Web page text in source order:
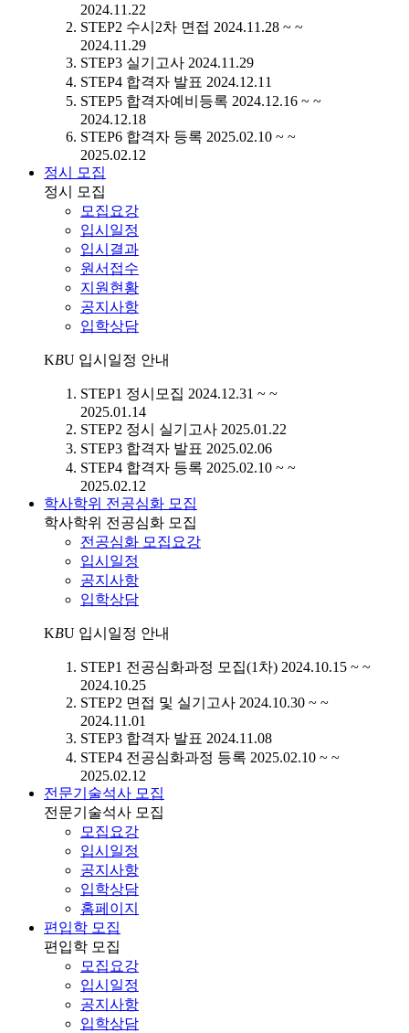
2024.11.22
STEP2 수시2차 면접 2024.11.28 ~ ~
2024.11.29
STEP3 실기고사 2024.11.29
STEP4 합격자 발표 2024.12.11
STEP5 합격자예비등록 2024.12.16 ~ ~
2024.12.18
STEP6 합격자 등록 2025.02.10 ~ ~
2025.02.12
정시 모집
정시 모집
모집요강
입시일정
입시결과
원서접수
지원현황
공지사항
입학상담
KBU 입시일정 안내
STEP1 정시모집 2024.12.31 ~ ~
2025.01.14
STEP2 정시 실기고사 2025.01.22
STEP3 합격자 발표 2025.02.06
STEP4 합격자 등록 2025.02.10 ~ ~
2025.02.12
학사학위 전공심화 모집
학사학위 전공심화 모집
전공심화 모집요강
입시일정
공지사항
입학상담
KBU 입시일정 안내
STEP1 전공심화과정 모집(1차) 2024.10.15 ~ ~
2024.10.25
STEP2 면접 및 실기고사 2024.10.30 ~ ~
2024.11.01
STEP3 합격자 발표 2024.11.08
STEP4 전공심화과정 등록 2025.02.10 ~ ~
2025.02.12
전문기술석사 모집
전문기술석사 모집
모집요강
입시일정
공지사항
입학상담
홈페이지
편입학 모집
편입학 모집
모집요강
입시일정
공지사항
입학상담